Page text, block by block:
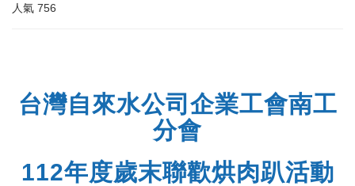
人氣 756
台灣自來水公司企業工會南工
分會
112年度歲末聯歡烘肉趴活動